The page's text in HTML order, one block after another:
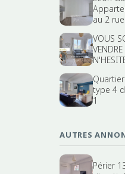
au 2
VOUS
type 4
1
AUTRES
Périer